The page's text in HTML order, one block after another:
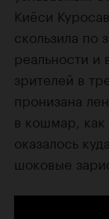
Киёси
скользила по
реальности и
зрителей в
пронизана
в кошмар, как
оказалось
шоковые